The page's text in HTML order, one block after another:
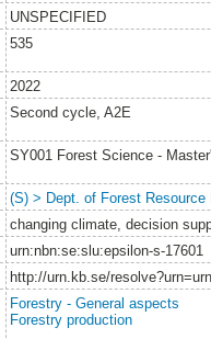
UNSPECIFIED
535
2022
Second cycle, A2E
SY001 Forest Science -
(S) > Dept. of Forest Resource
changing climate, decision
urn:nbn:se:slu:epsilon-s-17601
http://urn.kb.se/
Forestry - General aspects
Forestry production